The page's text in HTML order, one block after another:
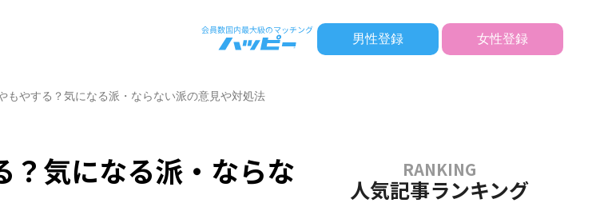
男性登録 女性登録
もやする？気になる派・ならない派の意見や対処法
？気になる派・ならな
人気記事ランキング